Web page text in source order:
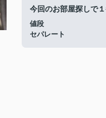
今回のお部屋探しで
値段
セパレート